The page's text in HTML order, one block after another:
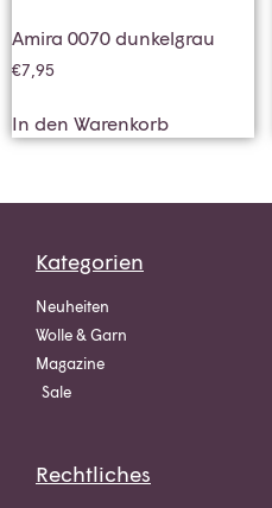
Amira 0070 dunkelgrau
€7,95
In den Warenkorb
Kategorien
Neuheiten
Wolle & Garn
Magazine
Sale
Rechtliches